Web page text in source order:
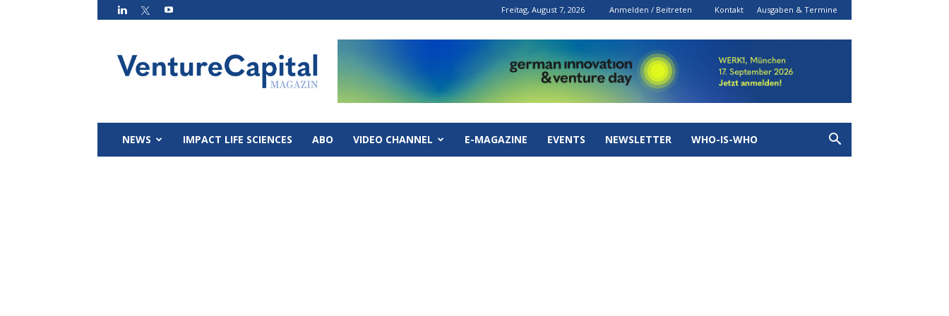
Freitag, August 7, 2026 Anmelden / Beitreten Kontakt Ausgaben & Termine
Magazin
NEWS IMPACT LIFE SCIENCES ABO VIDEO CHANNEL E-MAGAZINE EVENTS NEWSLETTER WHO-IS-WHO